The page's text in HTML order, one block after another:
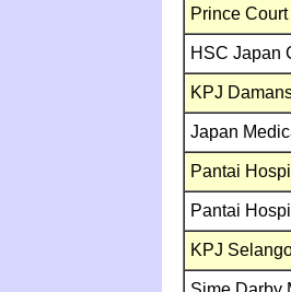
Prince
HSC Japan
KPJ
Japan
Pantai
Pantai
KPJ